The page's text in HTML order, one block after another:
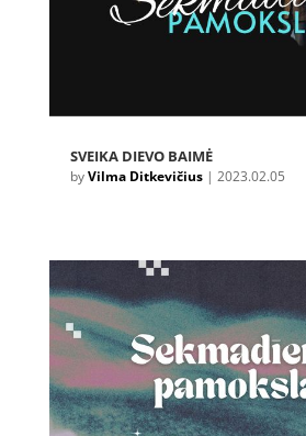
SVEIKA DIEVO BAIMĖ
byVilma Ditkevičius| 2023.02.05